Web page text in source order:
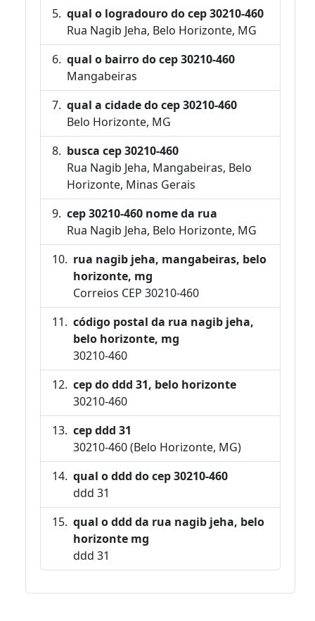
qual o logradouro do cep 30210-460
Rua Nagib Jeha, Belo Horizonte, MG
qual o bairro do cep 30210-460
Mangabeiras
qual a cidade do cep 30210-460
Belo Horizonte, MG
busca cep 30210-460
Rua Nagib Jeha, Mangabeiras, Belo
Horizonte, Minas Gerais
cep 30210-460 nome da rua
Rua Nagib Jeha, Belo Horizonte, MG
rua nagib jeha, mangabeiras, belo
horizonte, mg
Correios CEP 30210-460
código postal da rua nagib jeha,
belo horizonte, mg
30210-460
cep do ddd 31, belo horizonte
30210-460
cep ddd 31
30210-460 (Belo Horizonte, MG)
qual o ddd do cep 30210-460
ddd 31
qual o ddd da rua nagib jeha, belo
horizonte mg
ddd 31